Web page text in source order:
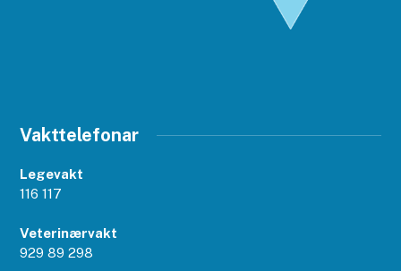
Vakttelefonar
Legevakt
116 117
Veterinærvakt
929 89 298